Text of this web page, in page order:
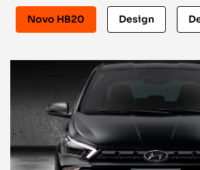
Novo HB20 Design